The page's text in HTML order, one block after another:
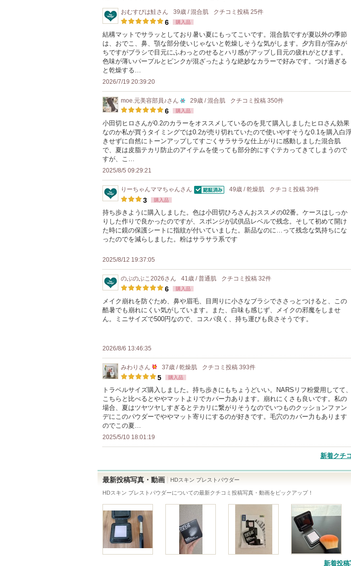
おむすびは鮭さん 39歳 / 混合肌 クチコミ投稿 25件
6 購入品
結構マットでサラッとしており暑い夏にもってこいです。混合肌ですが夏以外の季節
は、おでこ、鼻、顎な部分使いじゃないと乾燥しそうな気がします。夕方目が窪みが
ちですがブラシで目元にふわっとのせるとハリ感がアップし目元の疲れがとびます。
色味が薄いパープルとピンクが混ざったような絶妙なカラーで好みです。つけ過ぎる
と乾燥する…
2026/7/19 20:39:20
moe.元美容部員♪さん
10
人
以
上
ン
バ
に
お
気
り
登
録
さ
れ
ま
す
29歳 / 混合肌 クチコミ投稿 350件
6 購入品
小田切ヒロさんが0.2のカラーをオススメしているのを見て購入しましたヒロさん効果
なのか私が買うタイミングでは0.2が売り切れていたので使いやすそうな0.1を購入白
きせずに自然にトーンアップしてすごくサラサラな仕上がりに感動しました混合肌
で、夏は皮脂テカリ防止のアイテムを使っても部分的にすぐテカってきてしまうので
すが、こ…
2025/8/5 09:29:21
りーちゃんママちゃんさん
49歳 / 乾燥肌 クチコミ投稿 39件
3 購入品
持ち歩きように購入しました。色は小田切ひろさんおススメの02番。ケースはしっか
りした作りで良かったのですが、スポンジが試供品レベルで残念。そして初めて開け
た時に鏡の保護シートに指紋が付いていました。新品なのに…って残念な気持ちにな
ったのでを減らしました。粉はサラサラ系です
2025/8/12 19:37:05
のぶのぶこ2026さん 41歳 / 普通肌 クチコミ投稿 32件
6 購入品
メイク崩れを防ぐため、鼻や眉毛、目周りに小さなブラシでささっとつけると、この
酷暑でも崩れにくい気がしています。また、白味も感じず、メイクの邪魔をしませ
ん。ミニサイズで500円なので、コスパ良く、持ち運びも良さそうです。
2026/8/6 13:46:35
みわり さん
50
人
以
上
メ
ン
ー
に
お
気
登
37歳 / 乾燥肌 クチコミ投稿 393件
5 購入品
トラベルサイズ購入しました。持ち歩きにもちょうどいい。NARSリフ粉愛用してて、
こちらと比べるとややマットよりでカバー力あります。崩れにくさも良いです。私の
場合、夏はツヤツヤしすぎるとテカリに繋がりそうなのでいつものクッションファン
デにこのパウダーでややマット寄りにするのが好きです。毛穴のカバー力もあります
のでこの夏…
2025/5/10 18:01:19
新着クチ
最新投稿写真・動画 HDスキン プレストパウダー
HDスキン プレストパウダーについての最新クチコミ投稿写真・動画をピックアップ！
新着投稿